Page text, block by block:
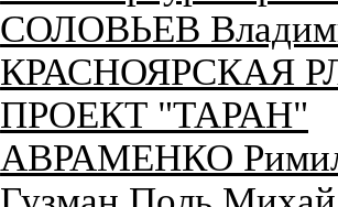
СОЛОВЬЕВ
КРАСНОЯРСКАЯ
ПРОЕКТ "ТАРАН"
АВРАМЕНКО